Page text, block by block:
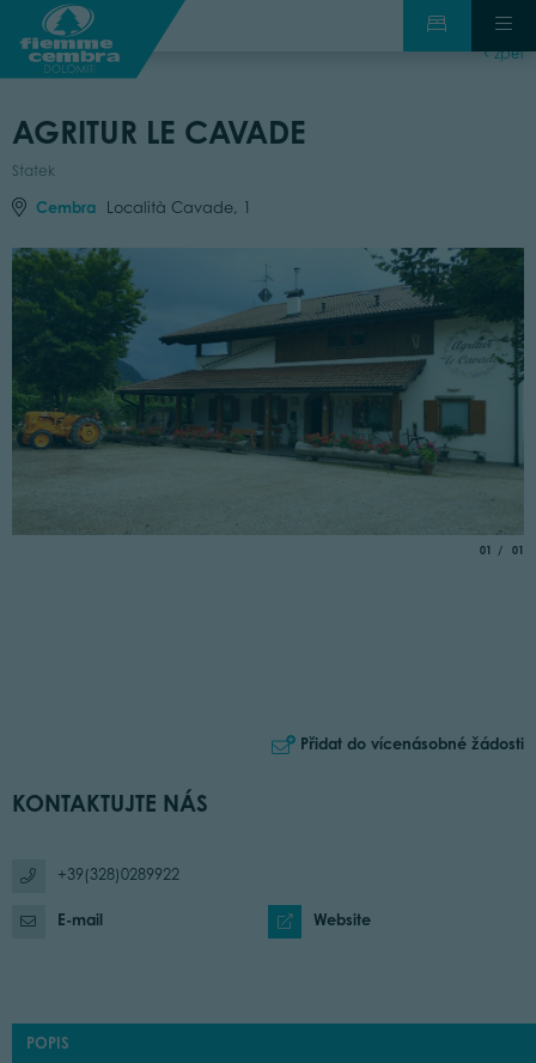
zpět
AGRITUR LE CAVADE
Statek
Cembra Località Cavade, 1
01 of
01
Přidat do vícenásobné žádosti
KONTAKTUJTE NÁS
+39(328)0289922
E-mail Website
POPIS